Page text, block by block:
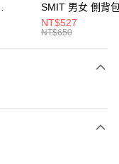
襪
SMIT 男女 側背
BA5871010
NT$527
NT$650